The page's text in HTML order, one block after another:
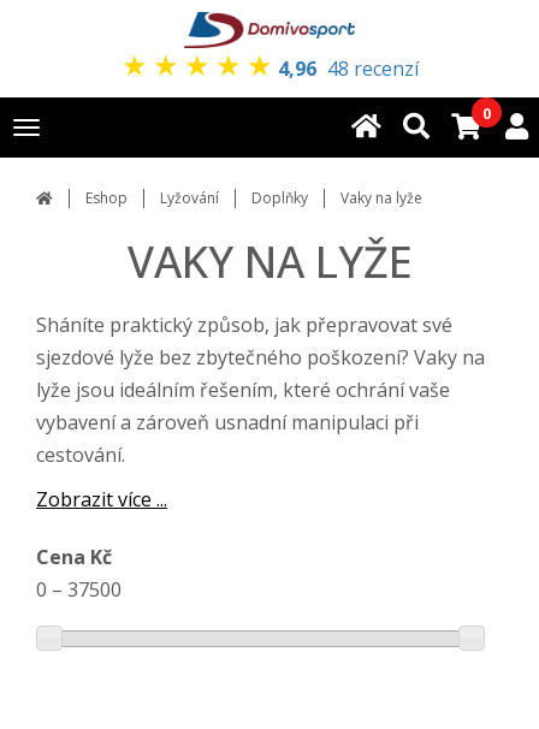
★ ★ ★ ★ ★ 4,96 48 recenzí
Toggle
navigation
0
Eshop Lyžování Doplňky Vaky na lyže
VAKY NA LYŽE
Sháníte praktický způsob, jak přepravovat své
sjezdové lyže bez zbytečného poškození? Vaky na
lyže jsou ideálním řešením, které ochrání vaše
vybavení a zároveň usnadní manipulaci při
cestování.
Zobrazit více ...
Cena Kč
0 – 37500